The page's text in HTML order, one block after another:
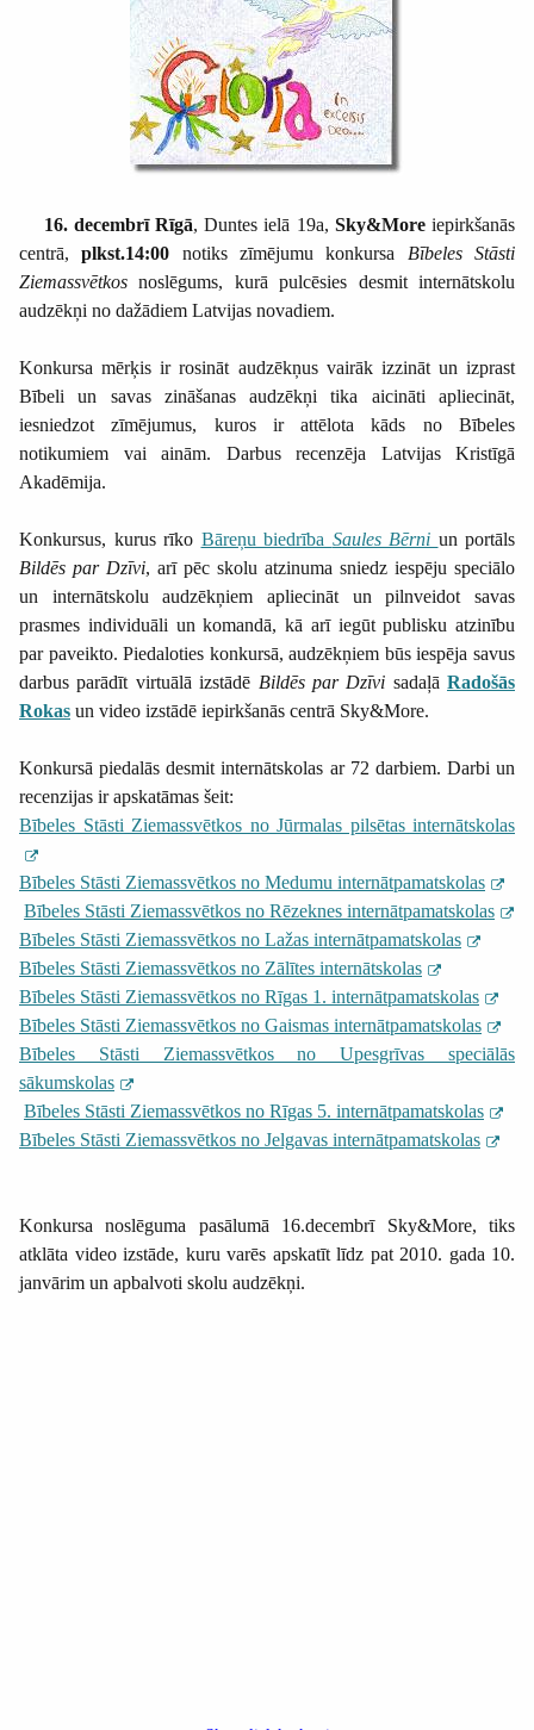
16. decembrī Rīgā, Duntes ielā 19a, Sky&Moreiepirkšanās
centrā,plkst.14:00 notiks zīmējumu konkursa Bībeles Stāsti
Ziemassvētkosnoslēgums, kurā pulcēsies desmit internātskolu
audzēkņi no dažādiem Latvijas novadiem.
Konkursa mērķis ir rosināt audzēkņus vairāk izzināt un izprast
Bībeli un savas zināšanas audzēkņi tika aicināti apliecināt,
iesniedzot zīmējumus, kuros ir attēlota kāds no Bībeles
notikumiem vai ainām. Darbus recenzēja Latvijas Kristīgā
Akadēmija.
Konkursus, kurus rīko Bāreņu biedrība Saules Bērni un portāls
Bildēs par Dzīvi, arī pēc skolu atzinuma sniedz iespēju speciālo
un internātskoluaudzēkņiem apliecināt un pilnveidot savas
prasmes individuāli un komandā, kā arī iegūt publisku atzinību
par paveikto. Piedaloties konkursā, audzēkņiem būs iespēja savus
darbus parādīt virtuālā izstādē Bildēs par Dzīvi sadaļā Radošās
Rokas un video izstādē iepirkšanās centrā Sky&More.
Konkursā piedalās desmit internātskolas ar 72 darbiem. Darbi un
recenzijas ir apskatāmas šeit:
Bībeles Stāsti Ziemassvētkos no Jūrmalas pilsētas internātskolas
Bībeles Stāsti Ziemassvētkos no Medumu internātpamatskolas
Bībeles Stāsti Ziemassvētkos no Rēzeknes internātpamatskolas
Bībeles Stāsti Ziemassvētkos no Lažas internātpamatskolas
Bībeles Stāsti Ziemassvētkos no Zālītes internātskolas
Bībeles Stāsti Ziemassvētkos no Rīgas 1. internātpamatskolas
Bībeles Stāsti Ziemassvētkos no Gaismas internātpamatskolas
Bībeles Stāsti Ziemassvētkos no Upesgrīvas speciālās
sākumskolas
Bībeles Stāsti Ziemassvētkos no Rīgas 5. internātpamatskolas
Bībeles Stāsti Ziemassvētkos no Jelgavas internātpamatskolas
Konkursa noslēguma pasālumā 16.decembrī Sky&More, tiks
atklāta video izstāde, kuru varēs apskatīt līdz pat 2010. gada 10.
janvārim un apbalvoti skolu audzēkņi.